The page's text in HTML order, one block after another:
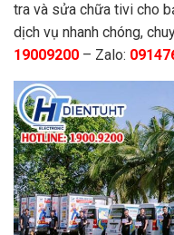
tra và sửa chữa tivi cho
dịch vụ nhanh chóng,
19009200 – Zalo: